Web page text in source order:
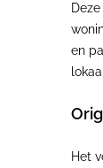
en
Het